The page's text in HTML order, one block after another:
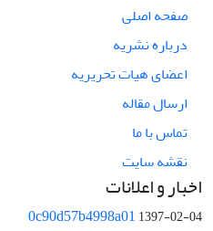
صفحه اصلی
درباره نشریه
اعضای هیات تحریریه
ارسال مقاله
تماس با ما
نقشه سایت
اخبار و اعلانات
0c90d57b4998a011397-02-04